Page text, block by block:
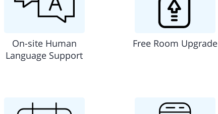
On-site Human
Language Support
Free Room Upgrade